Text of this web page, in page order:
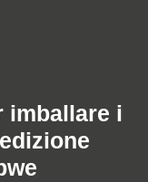
imballare i